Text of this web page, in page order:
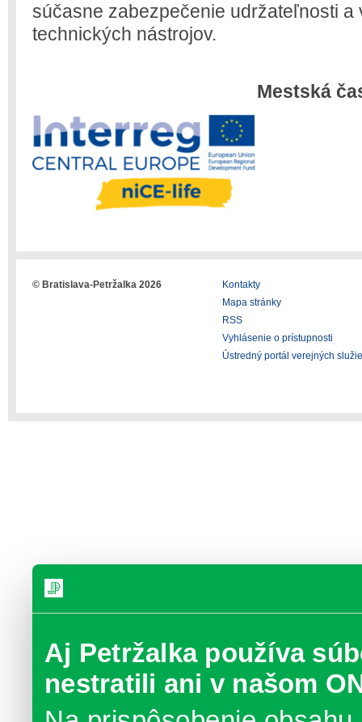
Aj Petržalka používa
nestratili ani v našom
súčasne zabezpečenie udržateľnosti
technických nástrojov.
Mestská
© Bratislava-Petržalka 2026
Kontakty
Mapa stránky
RSS
Vyhlásenie o prístupnosti
Ústredný portál verejných